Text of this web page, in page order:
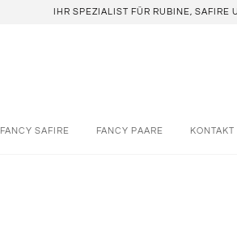
IHR SPEZIALIST FÜR RUBINE, SAFIRE
FANCY SAFIRE FANCY PAARE KONTAKT